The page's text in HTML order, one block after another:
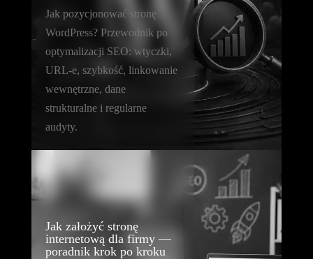
Jak pozycjonować stronę
WordPress? Przewodnik po
optymalizacji SEO: wtyczki,
URL-e, szybkość, linkowanie
wewnętrzne, dane
strukturalne i regularne
audyty.
Jak założyć stronę
internetową dla firmy —
poradnik krok po kroku